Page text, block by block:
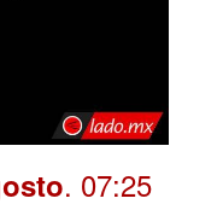
. 07:25